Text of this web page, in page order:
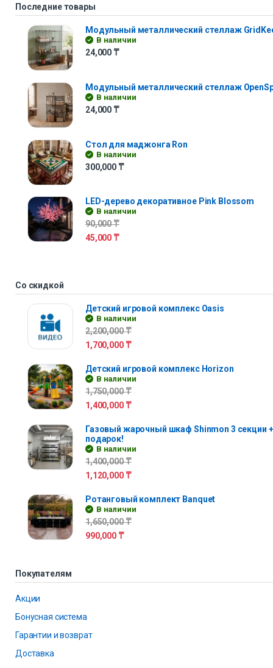
Последние товары
Модульный металлический стеллаж
В наличии
24,000 ₸
Модульный металлический стеллаж
В наличии
24,000 ₸
Стол для маджонга Ron
В наличии
300,000 ₸
LED-дерево декоративное Pink Blossom
В наличии
90,000₸
45,000 ₸
Со скидкой
Детский игровой комплекс Oasis
В наличии
2,200,000₸
1,700,000 ₸
Детский игровой комплекс Horizon
В наличии
1,750,000₸
1,400,000 ₸
Газовый жарочный шкаф Shinmon 3 секции
подарок!
В наличии
1,400,000₸
1,120,000 ₸
Ротанговый комплект Banquet
В наличии
1,650,000₸
990,000 ₸
Покупателям
Акции
Бонусная система
Гарантии и возврат
Доставка